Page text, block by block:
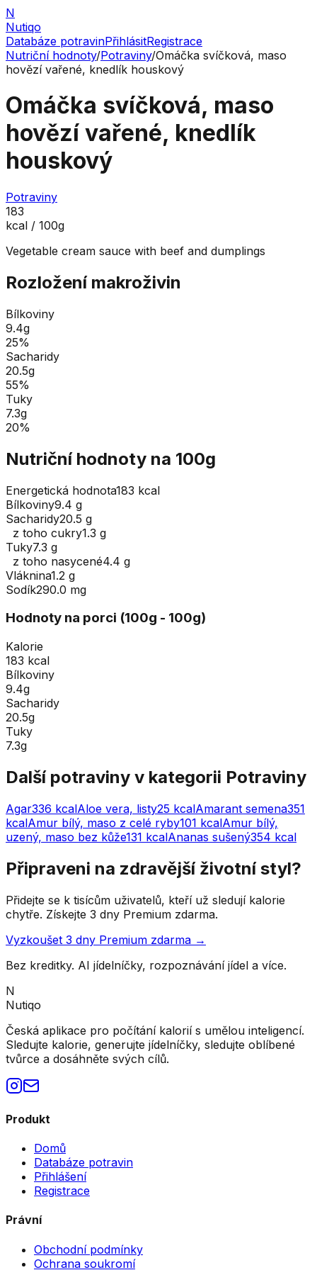
N
Nutiqo
Databáze potravinPřihlásitRegistrace
Nutriční hodnoty/Potraviny/Omáčka svíčková, maso
hovězí vařené, knedlík houskový
Omáčka svíčková, maso
hovězí vařené, knedlík
houskový
Potraviny
183
kcal / 100g
Vegetable cream sauce with beef and dumplings
Rozložení makroživin
Bílkoviny
9.4g
25%
Sacharidy
20.5g
55%
Tuky
7.3g
20%
Nutriční hodnoty na 100g
Energetická hodnota183 kcal
Bílkoviny9.4 g
Sacharidy20.5 g
z toho cukry1.3 g
Tuky7.3 g
z toho nasycené4.4 g
Vláknina1.2 g
Sodík290.0 mg
Hodnoty na porci (100g - 100g)
Kalorie
183 kcal
Bílkoviny
9.4g
Sacharidy
20.5g
Tuky
7.3g
Další potraviny v kategorii Potraviny
Agar336 kcalAloe vera, listy25 kcalAmarant semena351
kcalAmur bílý, maso z celé ryby101 kcalAmur bílý,
uzený, maso bez kůže131 kcalAnanas sušený354 kcal
Připraveni na zdravější životní styl?
Přidejte se k tisícům uživatelů, kteří už sledují kalorie
chytře. Získejte 3 dny Premium zdarma.
Vyzkoušet 3 dny Premium zdarma →
Bez kreditky. AI jídelníčky, rozpoznávání jídel a více.
N
Nutiqo
Česká aplikace pro počítání kalorií s umělou inteligencí.
Sledujte kalorie, generujte jídelníčky, sledujte oblíbené
tvůrce a dosáhněte svých cílů.
Produkt
Domů
Databáze potravin
Přihlášení
Registrace
Právní
Obchodní podmínky
Ochrana soukromí